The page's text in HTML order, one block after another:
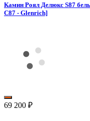
Камин Роял Делюкс S87
С87 - Glenrich]
69 200 ₽